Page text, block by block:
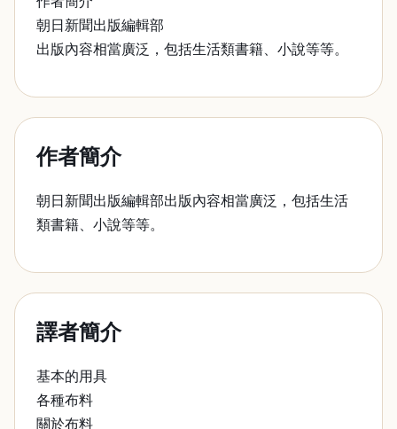
朝日新聞出版編輯部
出版內容相當廣泛，包括生活類書籍、小說等等。
作者簡介
朝日新聞出版編輯部出版內容相當廣泛，包括生活
類書籍、小說等等。
譯者簡介
基本的用具
各種布料
關於布料